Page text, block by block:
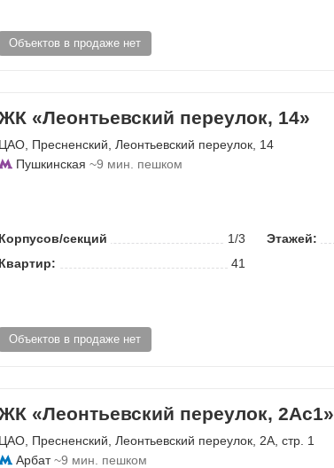
Объектов в продаже нет
«Леонтьевский переулок, 14»
ЦАО Пресненский Леонтьевский переулок , 14
Пушкинская ~9 мин. пешком
Корпусов/секций 1/3 Этажей:
Квартир:
41
Объектов в продаже нет
«Леонтьевский переулок, 2Ас1»
ЦАО Пресненский Леонтьевский переулок , 2А, стр. 1
Арбат~9 мин. пешком